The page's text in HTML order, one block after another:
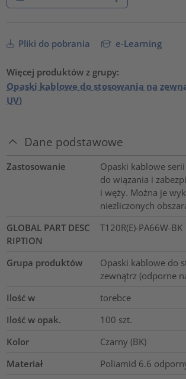
Pliki do pobrania e-Learning
Więcej produktów z grupy:
Opaski kablowe do stosowania na
UV)
Dane podstawowe
Zastosowanie
Opaski kablowe
do wiązania i
i węży. Można je
niezliczonych
GLOBAL PART DESC
RIPTION
T120R(E)-PA66W-BK
Grupa produktów
Opaski kablowe do
zewnątrz (odporne
Ilość w
torebce
Ilość w opak.
100 szt.
Kolor
Czarny (BK)
Materiał
Poliamid 6.6